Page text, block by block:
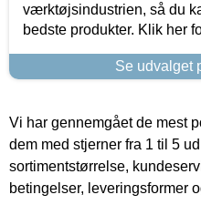
værktøjsindustrien, så du
bedste produkter. Klik her
Se udvalget
Vi har gennemgået de mest
dem med stjerner fra 1 til 5
sortimentstørrelse,
betingelser, leveringsformer